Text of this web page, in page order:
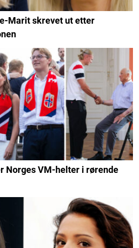
Marit skrevet ut etter
Norges VM-helter i rørende